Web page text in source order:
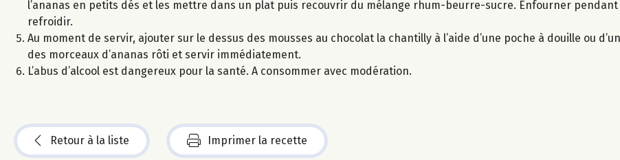
l’ananas en petits dés et les mettre dans un plat puis recouvrir du mélange rhum-beurre-sucre. Enfourner pendant
refroidir.
Au moment de servir, ajouter sur le dessus des mousses au chocolat la chantilly à l’aide d’une poche à douille ou
des morceaux d’ananas rôti et servir immédiatement.
L’abus d’alcool est dangereux pour la santé. A consommer avec modération.
Retour à la liste Imprimer la recette